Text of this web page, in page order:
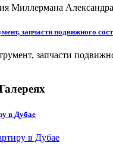
Миллермана
запчасти подвижного
запчасти
в Дубае